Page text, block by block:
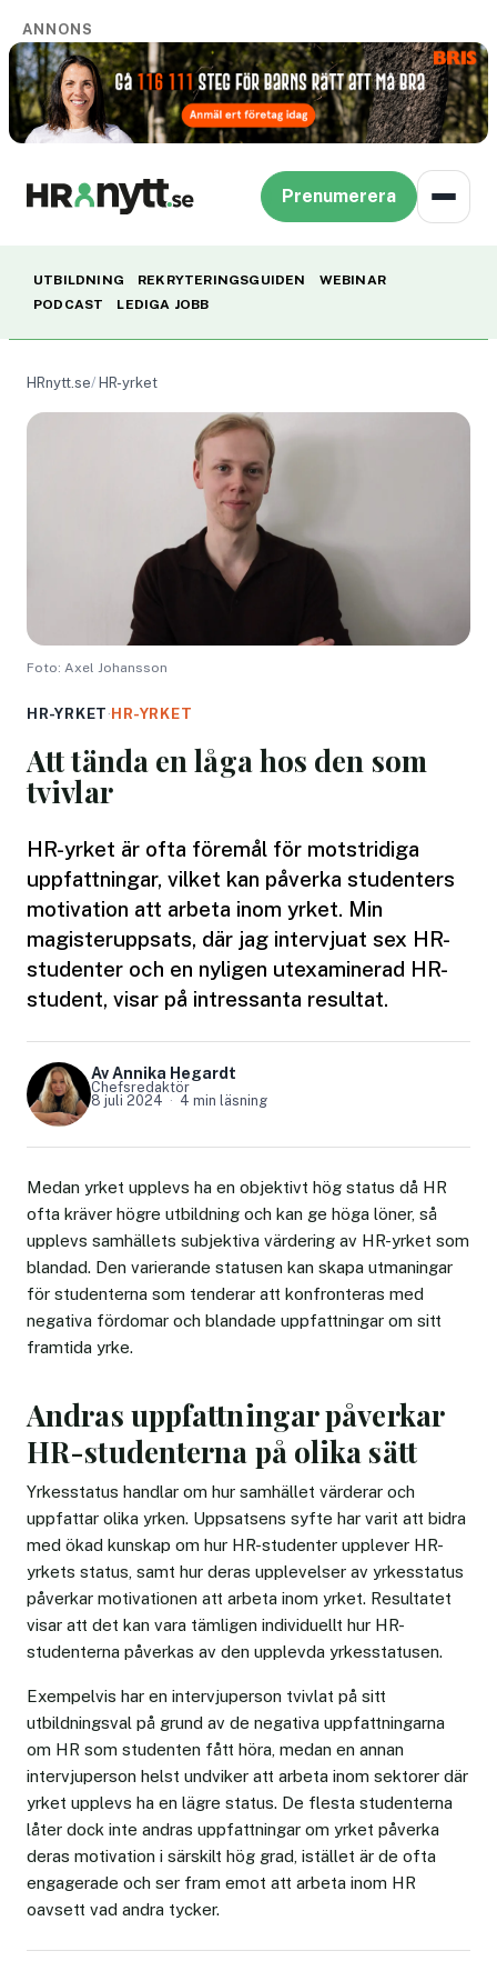
ANNONS
Prenumerera
UTBILDNING REKRYTERINGSGUIDEN
WEBINAR
PODCAST
LEDIGA JOBB
HRnytt.se HR-yrket
Foto: Axel Johansson
HR-YRKET · HR-YRKET
Att tända en låga hos den som
tvivlar
HR-yrket är ofta föremål för motstridiga
uppfattningar, vilket kan påverka studenters
motivation att arbeta inom yrket. Min
magisteruppsats, där jag intervjuat sex HR-
studenter och en nyligen utexaminerad HR-
student, visar på intressanta resultat.
Av Annika Hegardt
Chefsredaktör
8 juli 2024
4 min läsning
Medan yrket upplevs ha en objektivt hög status då HR
ofta kräver högre utbildning och kan ge höga löner, så
upplevs samhällets subjektiva värdering av HR-yrket som
blandad. Den varierande statusen kan skapa utmaningar
för studenterna som tenderar att konfronteras med
negativa fördomar och blandade uppfattningar om sitt
framtida yrke.
Andras uppfattningar påverkar
HR-studenterna på olika sätt
Yrkesstatus handlar om hur samhället värderar och
uppfattar olika yrken. Uppsatsens syfte har varit att bidra
med ökad kunskap om hur HR-studenter upplever HR-
yrkets status, samt hur deras upplevelser av yrkesstatus
påverkar motivationen att arbeta inom yrket. Resultatet
visar att det kan vara tämligen individuellt hur HR-
studenterna påverkas av den upplevda yrkesstatusen.
Exempelvis har en intervjuperson tvivlat på sitt
utbildningsval på grund av de negativa uppfattningarna
om HR som studenten fått höra, medan en annan
intervjuperson helst undviker att arbeta inom sektorer där
yrket upplevs ha en lägre status. De flesta studenterna
låter dock inte andras uppfattningar om yrket påverka
deras motivation i särskilt hög grad, istället är de ofta
engagerade och ser fram emot att arbeta inom HR
oavsett vad andra tycker.